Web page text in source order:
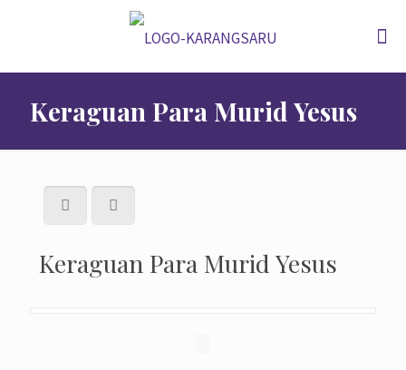
Keraguan Para Murid Yesus
Keraguan Para Murid Yesus